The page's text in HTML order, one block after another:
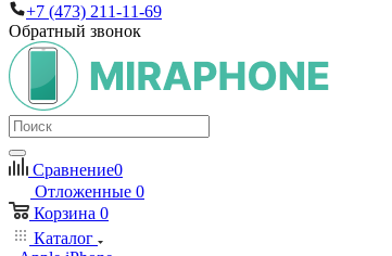
+7 (473) 211-11-69
Обратный звонок
Сравнение0
Отложенные 0
Корзина 0
Каталог